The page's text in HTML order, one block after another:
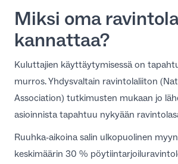
Miksi oma
kannattaa?
Kuluttajien käyttäytymisessä on
murros. Yhdysvaltain ravintolaliiton
Association) tutkimusten mukaan jo
asioinnista tapahtuu nykyään
Ruuhka-aikoina salin ulkopuolinen
keskimäärin 30 %